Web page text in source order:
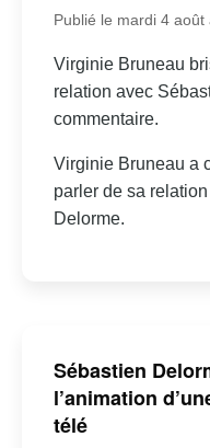
Publié le mardi 4 août
Virginie Bruneau
relation avec
commentaire.
Virginie Bruneau a
parler de sa
Delorme.
Sébastien
l’animation
télé